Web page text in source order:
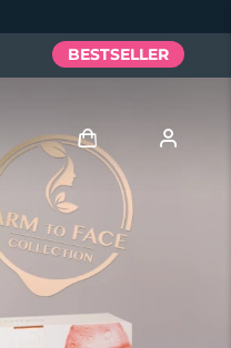
BESTSELLER
Profilo utente
I miei dispositivi